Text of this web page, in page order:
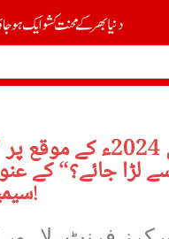
لاہور: یوم مئی 2024ء
لڑا جائے؟“ کے
سیمینار کا انعقاد!